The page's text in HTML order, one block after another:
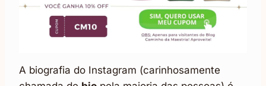
A biografia do Instagram (carinhosamente